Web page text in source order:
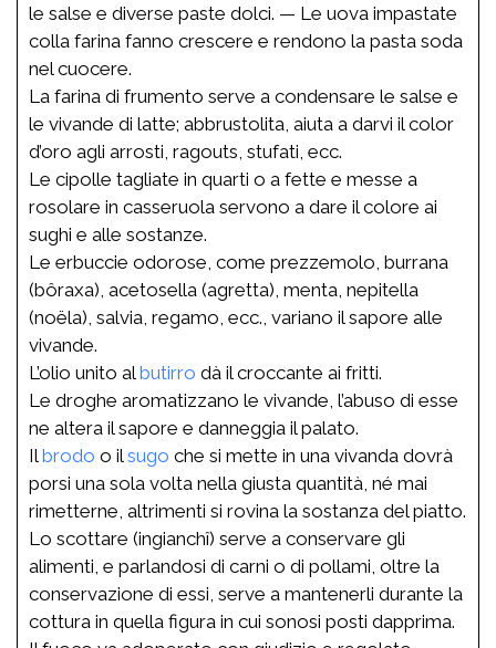
le salse e diverse paste dolci. — Le uova impastate
colla farina fanno crescere e rendono la pasta soda
nel cuocere.
La farina di frumento serve a condensare le salse e
le vivande di latte; abbrustolita, aiuta a darvi il color
d’oro agli arrosti, ragouts, stufati, ecc.
Le cipolle tagliate in quarti o a fette e messe a
rosolare in casseruola servono a dare il colore ai
sughi e alle sostanze.
Le erbuccie odorose, come prezzemolo, burrana
(bôraxa), acetosella (agretta), menta, nepitella
(noëla), salvia, regamo, ecc., variano il sapore alle
vivande.
L’olio unito albutirro dà il croccante ai fritti.
Le droghe aromatizzano le vivande, l’abuso di esse
ne altera il sapore e danneggia il palato.
Ilbrodo o ilsugo che si mette in una vivanda dovrà
porsi una sola volta nella giusta quantità, né mai
rimetterne, altrimenti si rovina la sostanza del piatto.
Lo scottare (ingianchî) serve a conservare gli
alimenti, e parlandosi di carni o di pollami, oltre la
conservazione di essi, serve a mantenerli durante la
cottura in quella figura in cui sonosi posti dapprima.